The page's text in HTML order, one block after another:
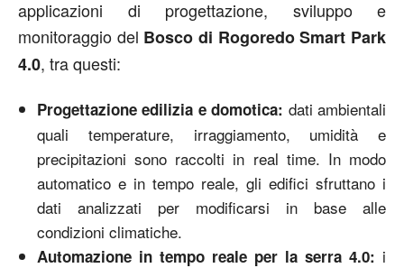
applicazioni di progettazione, sviluppo e
monitoraggio del Bosco di Rogoredo Smart Park
4.0, tra questi:
Progettazione edilizia e domotica: dati ambientali
quali temperature, irraggiamento, umidità e
precipitazioni sono raccolti in real time. In modo
automatico e in tempo reale, gli edifici sfruttano i
dati analizzati per modificarsi in base alle
condizioni climatiche.
Automazione in tempo reale per la serra 4.0: i